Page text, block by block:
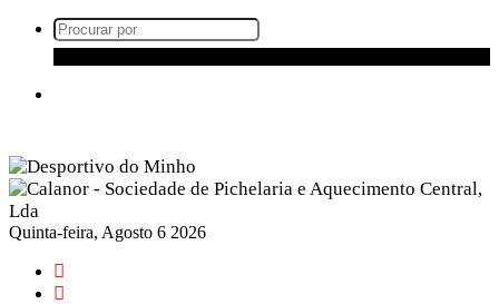
Procurar
Quinta-feira, Agosto 6 2026